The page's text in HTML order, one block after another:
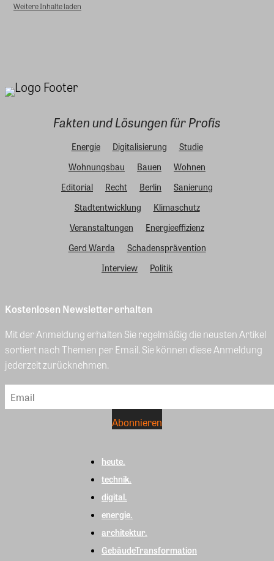
Weitere Inhalte laden
Fakten und Lösungen für Profis
Energie Digitalisierung
Studie
Wohnungsbau
Bauen
Wohnen
Editorial
Recht Berlin
Sanierung
Stadtentwicklung
Klimaschutz
Veranstaltungen
Energieeffizienz
Gerd Warda
Schadensprävention
Interview
Politik
Kostenlosen Newsletter erhalten
Mit der Anmeldung erhalten Sie regelmäßig die neusten Artikel
sortiert nach Themen per Email. Sie können diese Anmeldung
jederzeit zurücknehmen.
heute.
technik.
digital.
energie.
architektur.
GebäudeTransformation